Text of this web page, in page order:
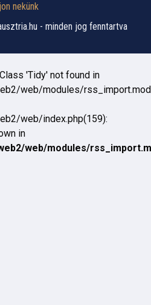
nekünk
- minden jog fenntartva
'Tidy' not found in
web/modules/
web/index.php(159):
in
web/modules/